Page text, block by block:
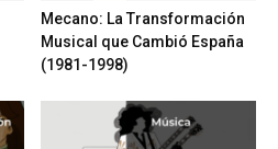
Mecano: La Transformación
Musical que Cambió España
(1981-1998)